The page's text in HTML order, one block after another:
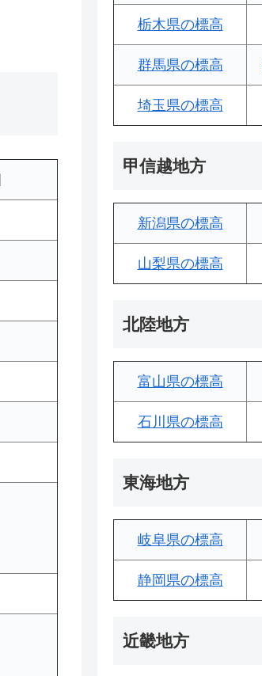
栃木県の標高
群馬県の標高
埼玉県の標高
甲信越地方
新潟県の標高
山梨県の標高
北陸地方
富山県の標高
石川県の標高
東海地方
岐阜県の標高
静岡県の標高
近畿地方